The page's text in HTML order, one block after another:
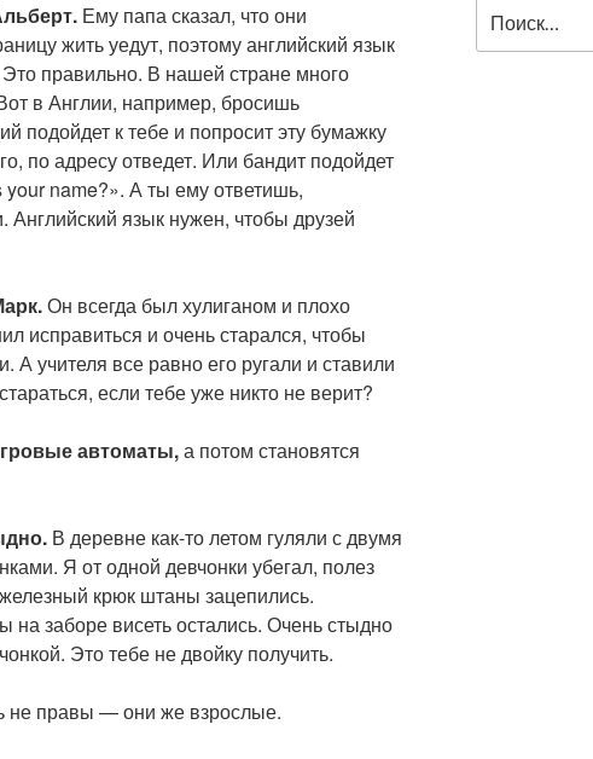
Ему папа сказал, что они
жить уедут, поэтому английский язык
Это правильно. В нашей стране много
в Англии, например, бросишь
подойдет к тебе и попросит эту бумажку
по адресу отведет. Или бандит подойдет
your name?». А ты ему ответишь,
Английский язык нужен, чтобы друзей
Он всегда был хулиганом и плохо
исправиться и очень старался, чтобы
А учителя все равно его ругали и ставили
если тебе уже никто не верит?
автоматы,а потом становятся
В деревне как-то летом гуляли с двумя
Я от одной девчонки убегал, полез
крюк штаны зацепились.
заборе висеть остались. Очень стыдно
Это тебе не двойку получить.
не правы — они же взрослые.